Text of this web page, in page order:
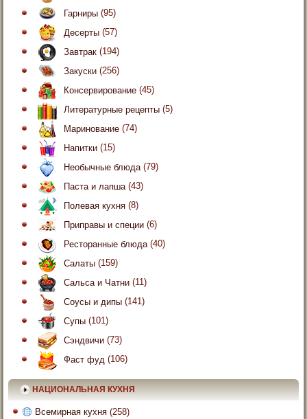
Гарниры (95)
Десерты (57)
Завтрак (194)
Закуски (256)
Консервирование (45)
Литературные рецепты (5)
Маринование (74)
Напитки (15)
Необычные блюда (79)
Паста и лапша (43)
Полевая кухня (8)
Приправы и специи (6)
Ресторанные блюда (40)
Салаты (159)
Сальса и Чатни (11)
Соусы и дипы (141)
Супы (101)
Сэндвичи (73)
Фаст фуд (106)
НАЦИОНАЛЬНАЯ КУХНЯ
Всемирная кухня (258)